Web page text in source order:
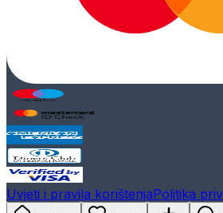
Uvjeti i pravila korištenjaPolitika